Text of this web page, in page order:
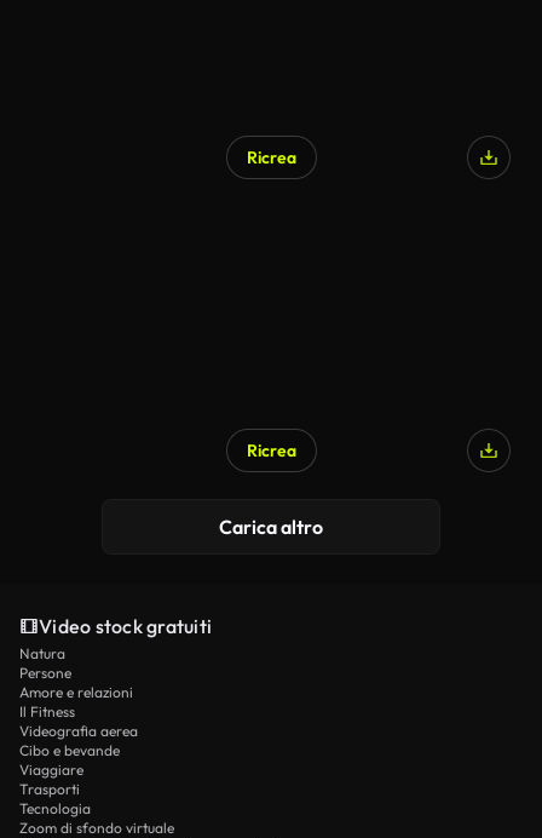
Ricrea
Ricrea
Carica altro
Video stock gratuiti
Natura
Persone
Amore e relazioni
Il Fitness
Videografia aerea
Cibo e bevande
Viaggiare
Trasporti
Tecnologia
Zoom di sfondo virtuale